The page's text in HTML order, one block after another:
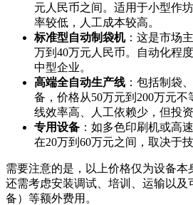
元人民币之间。适用于小型作
率较低，人工成本较高。
标准型自动制袋机：这是市场
万到40万元人民币。自动化程
中型企业。
高端全自动生产线 ：包括制袋
备，价格从50万元到200万元
线效率高、人工依赖少，但投资
专用设备 ：如多色印刷机或高
在20万到60万元之间，取决于技
需要注意的是，以上价格仅为设备本
还需考虑安装调试、培训、运输以及
备）等额外费用。